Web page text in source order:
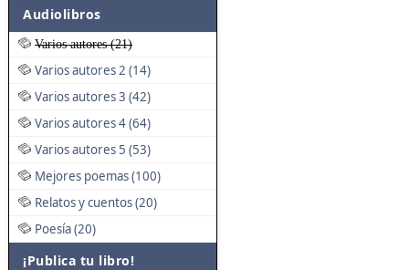
Audiolibros
Varios autores (21)
Varios autores 2 (14)
Varios autores 3 (42)
Varios autores 4 (64)
Varios autores 5 (53)
Mejores poemas (100)
Relatos y cuentos (20)
Poesía (20)
¡Publica tu libro!